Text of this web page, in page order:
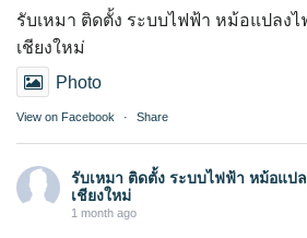
รับเหมา ติดตั้ง ระบบไฟฟ้า หม้อแปลง
เชียงใหม่
Photo
View on Facebook · Share
รับเหมา ติดตั้ง ระบบไฟฟ้า หม้อแป
เชียงใหม่
1 month ago